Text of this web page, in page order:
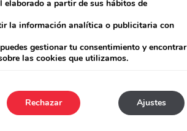
la gestión diaria ya que
la toma ágil de
elaborado a partir de sus hábitos de
la información analítica o publicitaria con
gestionar tu consentimiento y encontrar
las cookies que utilizamos.
Ajustes
Rechazar